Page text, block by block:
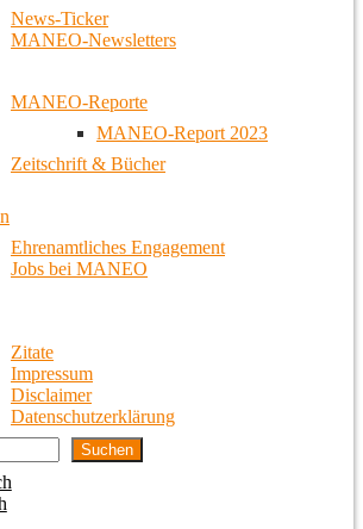
News-Ticker
MANEO-Newsletters
MANEO-Reporte
MANEO-Report 2023
Zeitschrift & Bücher
Ehrenamtliches Engagement
Jobs bei MANEO
Zitate
Impressum
Disclaimer
Datenschutzerklärung
Suchen